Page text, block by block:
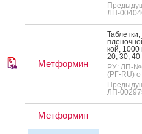
ЛП-
Метформин
кой, 1000
20, 30, 40
РУ: ЛП-
(РГ-RU)
ЛП-
Метформин